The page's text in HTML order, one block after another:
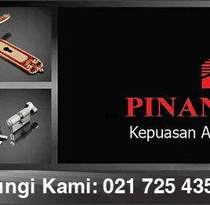
Kami: 021 725